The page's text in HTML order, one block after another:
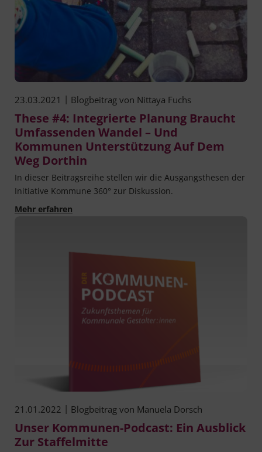
23.03.2021 | Blogbeitrag von Nittaya Fuchs
These #4: Integrierte Planung Braucht
Umfassenden Wandel – Und
Kommunen Unterstützung Auf Dem
Weg Dorthin
In die­ser Bei­trags­rei­he stel­len wir die Aus­gangs­the­sen der
Initia­ti­ve Kom­mu­ne 360° zur Diskussion.
Mehr erfahrenThese #4: Integrierte Planung braucht
21.01.2022 | Blogbeitrag von Manuela Dorsch
Unser Kommunen-Podcast: Ein Ausblick
Zur Staffelmitte